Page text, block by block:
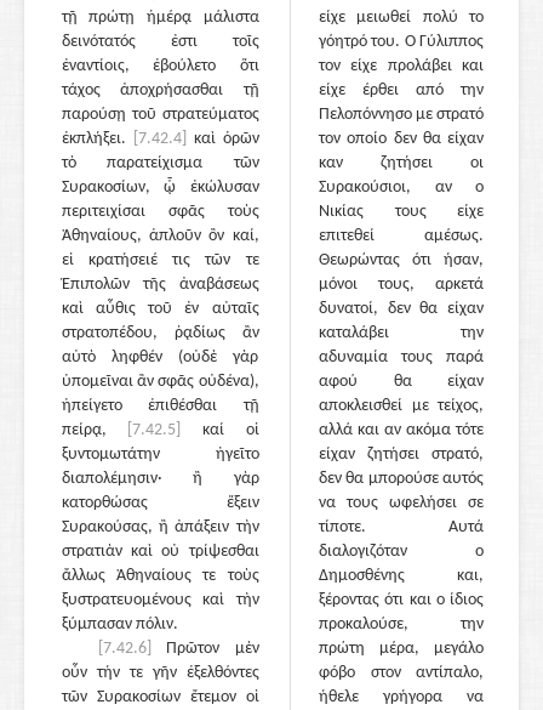
τῇ πρώτῃ ἡμέρᾳ μάλιστα
δεινότατός ἐστι τοῖς
ἐναντίοις, ἐβούλετο ὅτι
τάχος ἀποχρήσασθαι τῇ
παρούσῃ τοῦ στρατεύματος
ἐκπλήξει.
[7.42.4]
καὶ ὁρῶν
τὸ παρατείχισμα τῶν
Συρακοσίων, ᾧ ἐκώλυσαν
περιτειχίσαι σφᾶς τοὺς
Ἀθηναίους, ἁπλοῦν ὂν καί,
εἰ κρατήσειέ τις τῶν τε
Ἐπιπολῶν τῆς ἀναβάσεως
καὶ αὖθις τοῦ ἐν αὐταῖς
στρατοπέδου, ῥᾳδίως ἂν
αὐτὸ ληφθέν (οὐδὲ γὰρ
ὑπομεῖναι ἂν σφᾶς οὐδένα),
ἠπείγετο ἐπιθέσθαι τῇ
πείρᾳ,
[7.42.5]
καί οἱ
ξυντομωτάτην ἡγεῖτο
διαπολέμησιν· ἢ γὰρ
κατορθώσας ἕξειν
Συρακούσας, ἢ ἀπάξειν τὴν
στρατιὰν καὶ οὐ τρίψεσθαι
ἄλλως Ἀθηναίους τε τοὺς
ξυστρατευομένους καὶ τὴν
ξύμπασαν πόλιν.
[7.42.6]
Πρῶτον μὲν
οὖν τήν τε γῆν ἐξελθόντες
τῶν Συρακοσίων ἔτεμον οἱ
είχε μειωθεί πολύ το
γόητρό του. Ο Γύλιππος
τον είχε προλάβει και
είχε έρθει από την
Πελοπόννησο με στρατό
τον οποίο δεν θα είχαν
καν ζητήσει οι
Συρακούσιοι, αν ο
Νικίας τους είχε
επιτεθεί αμέσως.
Θεωρώντας ότι ήσαν,
μόνοι τους, αρκετά
δυνατοί, δεν θα είχαν
καταλάβει την
αδυναμία τους παρά
αφού θα είχαν
αποκλεισθεί με τείχος,
αλλά και αν ακόμα τότε
είχαν ζητήσει στρατό,
δεν θα μπορούσε αυτός
να τους ωφελήσει σε
τίποτε. Αυτά
διαλογιζόταν ο
Δημοσθένης και,
ξέροντας ότι και ο ίδιος
προκαλούσε, την
πρώτη μέρα, μεγάλο
φόβο στον αντίπαλο,
ήθελε γρήγορα να